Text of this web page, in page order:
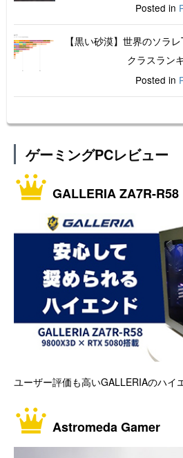
Posted in
【黒い砂漠】世界のソラ
クラスラン
Posted in
ゲーミングPCレビュー
GALLERIA ZA7R-R58
ユーザー評価も高いGALLERIAのハイ
Astromeda Gamer